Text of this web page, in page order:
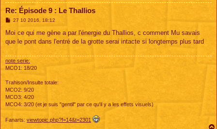
Re: Épisode 9 : Le Thallios
M
s
a
27 10 2016, 18:12
Moi ce qui me gène a par l'énergie du Thallios, c comment Mu savais
que le pont dans l'entré de la grotte serai intacte si longtemps plus tard
note serie:
MCO1: 18/20
Trahison/Insulte totale:
MCO2: 9/20
MCO3: 4/20
MCO4: 3/20 (et je suis "gentil" par ce qu'il y a les effets visuels)
Fanarts: viewtopic.php?f=14&t=2301